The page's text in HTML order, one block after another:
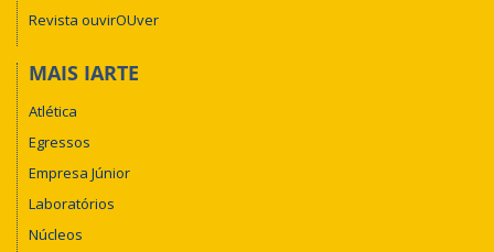
Revista ouvirOUver
MAIS IARTE
Atlética
Egressos
Empresa Júnior
Laboratórios
Núcleos